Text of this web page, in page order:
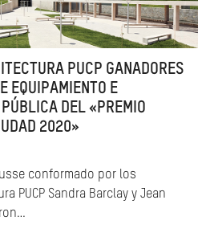
PUCP GANADORES
EQUIPAMIENTO E
DEL «PREMIO
2020»
conformado por los
PUCP Sandra Barclay y Jean